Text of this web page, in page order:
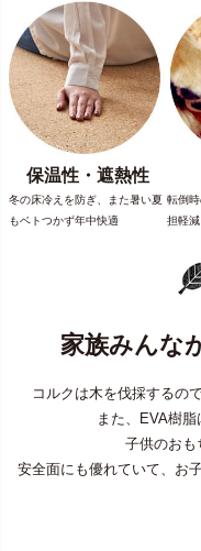
保温性・遮熱性
冬の床冷えを防ぎ、また暑い夏
もベトつかず年中快適
転倒
担軽減
家族みんな
コルクは木を伐採するの
また、EVA樹
子供のおも
安全面にも優れていて、お